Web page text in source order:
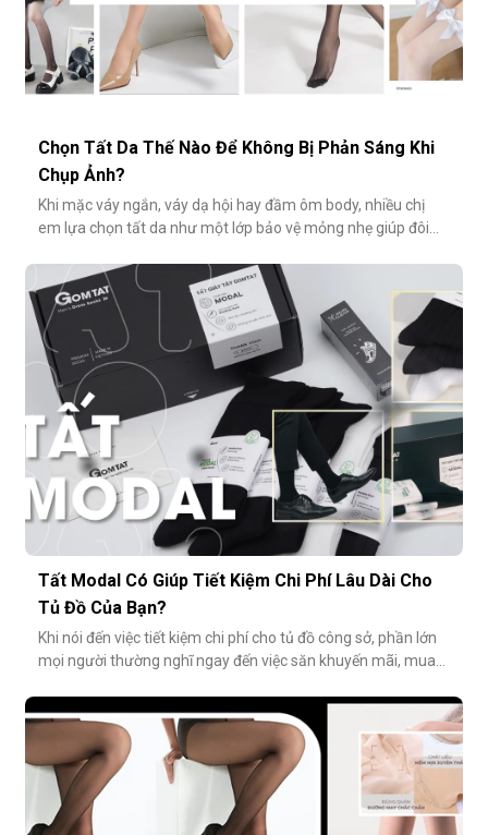
Chọn Tất Da Thế Nào Để Không Bị Phản Sáng Khi
Chụp Ảnh?
Khi mặc váy ngắn, váy dạ hội hay đầm ôm body, nhiều chị
em lựa chọn tất da như một lớp bảo vệ mỏng nhẹ giúp đôi
Tuy nhiên, không ít người gặp phải tình huống dở khóc dở
cười: đôi chân phản chiếu ánh sáng trắng loá trong ảnh, lộ rõ
lớp tất khiến
Tất Modal Có Giúp Tiết Kiệm Chi Phí Lâu Dài Cho
Tủ Đồ Của Bạn?
Khi nói đến việc tiết kiệm chi phí cho tủ đồ công sở, phần lớn
mọi người thường nghĩ ngay đến việc săn khuyến mãi, mua
cách tiết kiệm bền vững và tinh tế hơn rất nhiều: đầu tư vào
chất lượng từ những món nhỏ nhất. Cụ thể hơn, tất modal
không chỉ